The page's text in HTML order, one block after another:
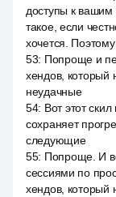
доступы к вашим
такое, если
хочется.
53: Попроще и
хендов, который
неудачные
54: Вот этот
сохраняет
следующие
55: Попроще. И
сессиями по
хендов, который